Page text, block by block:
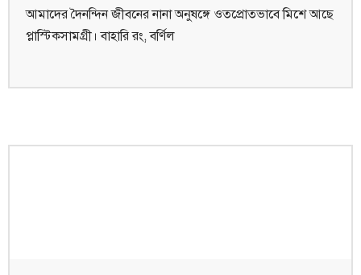
আমাদের দৈনন্দিন জীবনের নানা অনুষঙ্গে ওতপ্রোতভাবে মিশে আছে
প্লাস্টিকসামগ্রী। বাহারি রং, বর্ণিল